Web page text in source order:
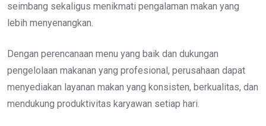
seimbang sekaligus menikmati pengalaman makan yang
lebih menyenangkan.
Dengan perencanaan menu yang baik dan dukungan
pengelolaan makanan yang profesional, perusahaan dapat
menyediakan layanan makan yang konsisten, berkualitas, dan
mendukung produktivitas karyawan setiap hari.